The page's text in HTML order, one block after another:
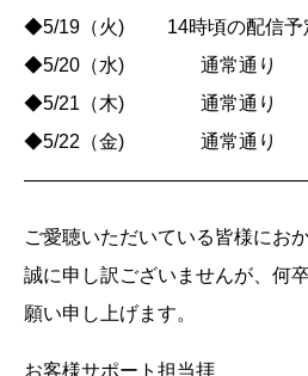
◆5/19（火) 14時頃の配
◆5/20（水) 通常
◆5/21（木) 通常
◆5/22（金) 通常
ご愛聴いただいている皆様にお
誠に申し訳ございませんが、何
願い申し上げます。
お客様サポート担当拝